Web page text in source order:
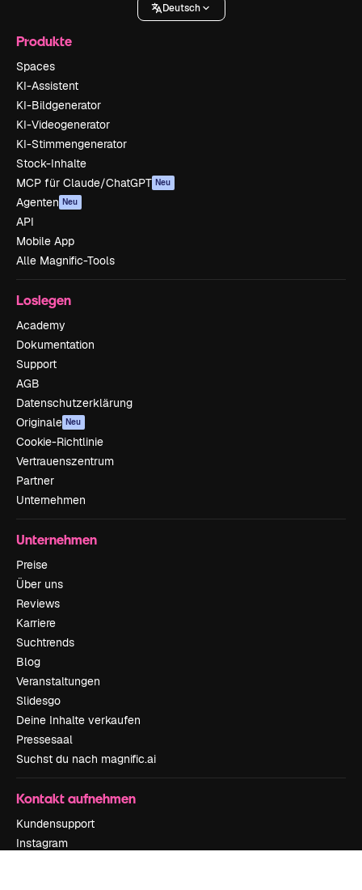
Deutsch
Produkte
Spaces
KI-Assistent
KI-Bildgenerator
KI-Videogenerator
KI-Stimmengenerator
Stock-Inhalte
MCP für Claude/ChatGPT Neu
Agenten Neu
API
Mobile App
Alle Magnific-Tools
Loslegen
Academy
Dokumentation
Support
AGB
Datenschutzerklärung
Originale Neu
Cookie-Richtlinie
Vertrauenszentrum
Partner
Unternehmen
Unternehmen
Preise
Über uns
Reviews
Karriere
Suchtrends
Blog
Veranstaltungen
Slidesgo
Deine Inhalte verkaufen
Pressesaal
Suchst du nach magnific.ai
Kontakt aufnehmen
Kundensupport
Instagram